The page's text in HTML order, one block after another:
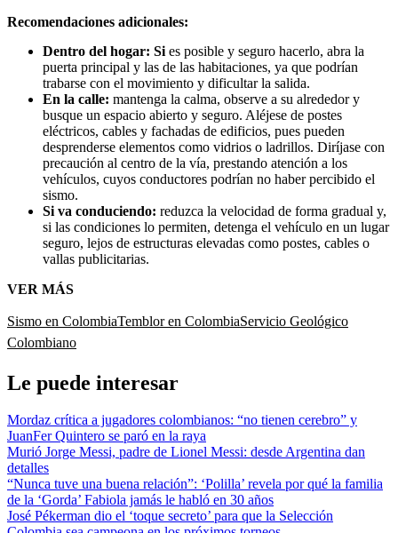
Recomendaciones adicionales:
Dentro del hogar: Si es posible y seguro hacerlo, abra la
puerta principal y las de las habitaciones, ya que podrían
trabarse con el movimiento y dificultar la salida.
En la calle: mantenga la calma, observe a su alrededor y
busque un espacio abierto y seguro. Aléjese de postes
eléctricos, cables y fachadas de edificios, pues pueden
desprenderse elementos como vidrios o ladrillos. Diríjase con
precaución al centro de la vía, prestando atención a los
vehículos, cuyos conductores podrían no haber percibido el
sismo.
Si va conduciendo: reduzca la velocidad de forma gradual y,
si las condiciones lo permiten, detenga el vehículo en un lugar
seguro, lejos de estructuras elevadas como postes, cables o
vallas publicitarias.
VER MÁS
Sismo en ColombiaTemblor en ColombiaServicio Geológico
Colombiano
Le puede interesar
Mordaz crítica a jugadores colombianos: “no tienen cerebro” y
JuanFer Quintero se paró en la raya
Murió Jorge Messi, padre de Lionel Messi: desde Argentina dan
detalles
“Nunca tuve una buena relación”: ‘Polilla’ revela por qué la familia
de la ‘Gorda’ Fabiola jamás le habló en 30 años
José Pékerman dio el ‘toque secreto’ para que la Selección